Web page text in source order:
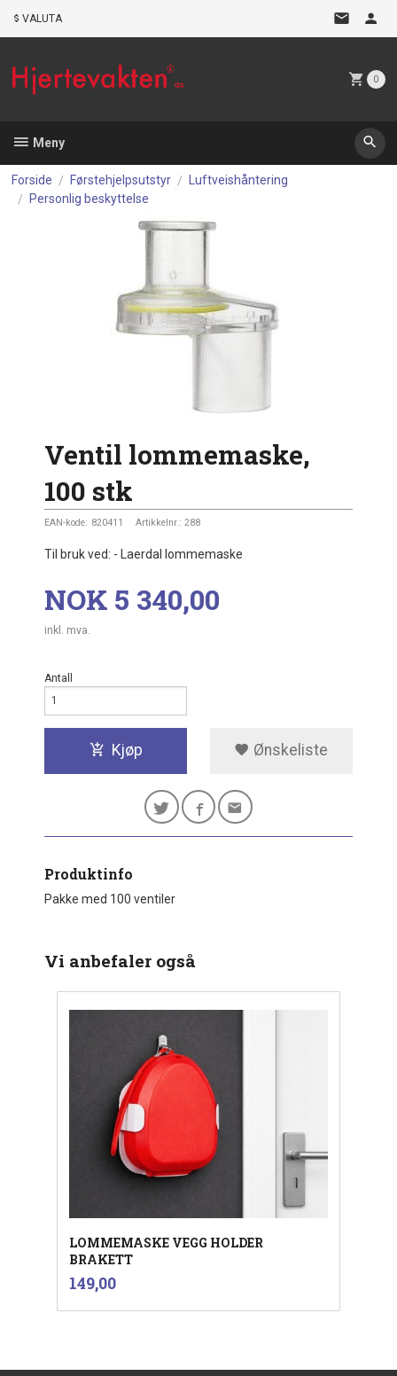
VALUTA
0
Meny
Forside Førstehjelpsutstyr
Luftveishåntering
Personlig beskyttelse
Ventil lommemaske,
100 stk
EAN-kode: 820411 Artikkelnr.: 288
Til bruk ved: - Laerdal lommemaske
Pris
NOK 5 340,00
inkl. mva.
Antall
Kjøp Ønskeliste
Produktinfo
Pakke med 100 ventiler
Vi anbefaler også
LOMMEMASKE VEGG HOLDER
BRAKETT
Pris
149,00mva.